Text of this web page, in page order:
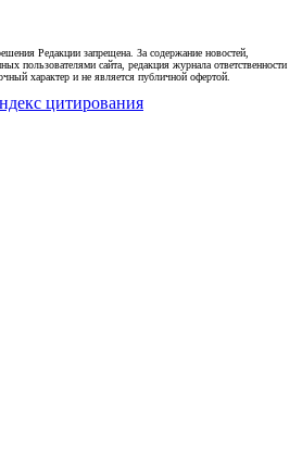
Редакции запрещена. За содержание новостей,
пользователями сайта, редакция журнала ответственности
характер и не является публичной офертой.